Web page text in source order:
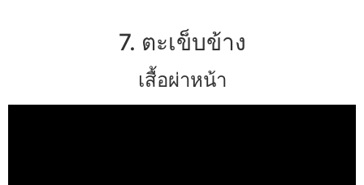
7. ตะเข็บข้าง
เสื้อผ่าหน้า